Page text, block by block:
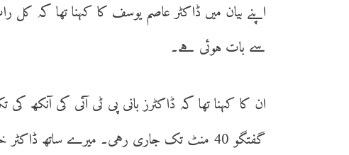
اپنے بیان میں ڈاکٹر عاصم یوسف کا کہنا تھا کہ
سے بات ہوئی ہے۔
ان کا کہنا تھا کہ ڈاکٹرز بانی پی ٹی آئی کی آنکھ
گفتگو 40 منٹ تک جاری رہی۔ میرے ساتھ ڈاکٹر خرم اعظم مرزا بھی گفتگو میں شریک ہوئے۔